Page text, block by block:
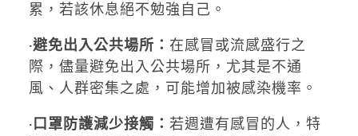
累，若該休息絕不勉強自己。
‧避免出入公共場所： 在感冒或流感盛行之
際，儘量避免出入公共場所，尤其是不通
風、人群密集之處，可能增加被感染機率。
‧口罩防護減少接觸： 若週遭有感冒的人，特